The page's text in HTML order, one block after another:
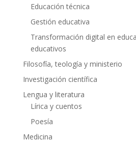
Educación técnica
Gestión educativa
Transformación digital en
educativos
Filosofía, teología y ministerio
Investigación científica
Lengua y literatura
Lírica y cuentos
Poesía
Medicina